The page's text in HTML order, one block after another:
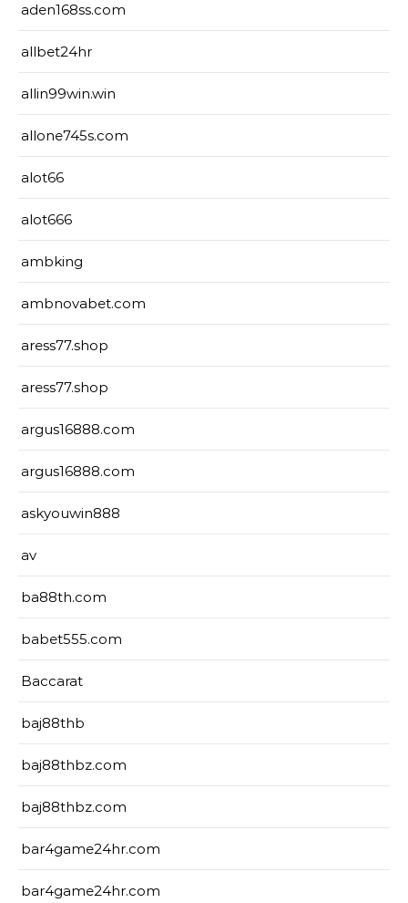
aden168ss.com
allbet24hr
allin99win.win
allone745s.com
alot66
alot666
ambking
ambnovabet.com
aress77.shop
aress77.shop
argus16888.com
argus16888.com
askyouwin888
av
ba88th.com
babet555.com
Baccarat
baj88thb
baj88thbz.com
baj88thbz.com
bar4game24hr.com
bar4game24hr.com